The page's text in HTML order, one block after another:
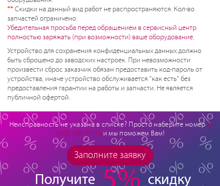
**Скидки на данный вид работ не распространяются. Кол-во
запчастей ограничено.
Убедительная просьба перед обращением в сервисный центр
полностью заряжать (при возможности) ваше оборудование.
Устройство для сохранения конфиденциальных данных должно
быть сброшено до заводских настроек. При невозможности
произвести сброс заказчик обязан предоставить код-пароль от
устройства, иначе устройство обслуживается "как есть" без
предоставления гарантии на работы и запчасти. Не является
публичной офертой.
Неисправность не указана в списке? Просто наберите номер 8
(495) 580-97-76 и мы поможем Вам!
Заполните заявку
Получите скидку